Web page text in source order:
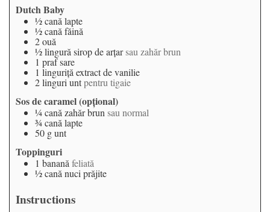
Dutch Baby
½canălapte
½canăfăină
2ouă
½lingurăsirop de arțarsau zahăr brun
1 prafsare
1 lingurițăextract de vanilie
2linguriuntpentru tigaie
Sos de caramel (opțional)
¼cană zahăr brun sau normal
¾cană lapte
50 gunt
Toppinguri
1 banană feliată
½cană nuci prăjite
Instructions